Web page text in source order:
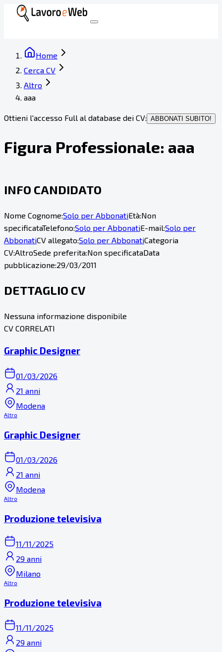
Home
Cerca CV
Altro
aaa
Ottieni l'accesso Full al database dei CV: ABBONATI SUBITO!
Figura Professionale: aaa
INFO CANDIDATO
Nome Cognome:Solo per AbbonatiEtà:Non
specificataTelefono:Solo per AbbonatiE-mail:Solo per
AbbonatiCV allegato:Solo per AbbonatiCategoria
CV:AltroSede preferita:Non specificataData
pubblicazione:29/03/2011
DETTAGLIO CV
Nessuna informazione disponibile
CV CORRELATI
Graphic Designer
01/03/2026
21 anni
Modena
Altro
Graphic Designer
01/03/2026
21 anni
Modena
Altro
Produzione televisiva
11/11/2025
29 anni
Milano
Altro
Produzione televisiva
11/11/2025
29 anni